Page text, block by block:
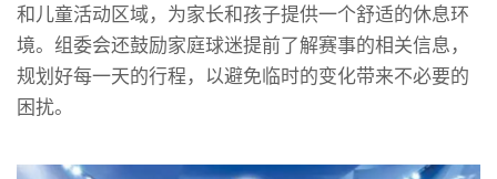
和儿童活动区域，为家长和孩子提供一个舒适的休息环
境。组委会还鼓励家庭球迷提前了解赛事的相关信息，
规划好每一天的行程，以避免临时的变化带来不必要的
困扰。